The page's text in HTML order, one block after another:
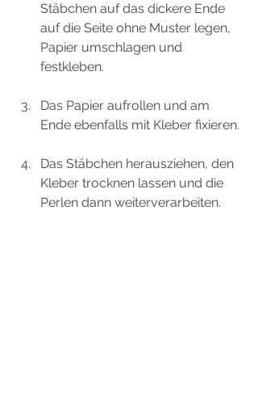
Stäbchen auf das dickere Ende
auf die Seite ohne Muster legen,
Papier umschlagen und
festkleben.
Das Papier aufrollen und am
Ende ebenfalls mit Kleber fixieren.
Das Stäbchen herausziehen, den
Kleber trocknen lassen und die
Perlen dann weiterverarbeiten.